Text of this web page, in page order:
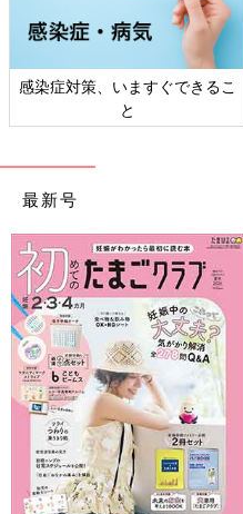
感染症対策、いますぐできるこ
と
最新号